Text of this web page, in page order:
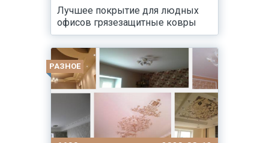
Лучшее покрытие для людных
офисов грязезащитные ковры
РАЗНОЕ